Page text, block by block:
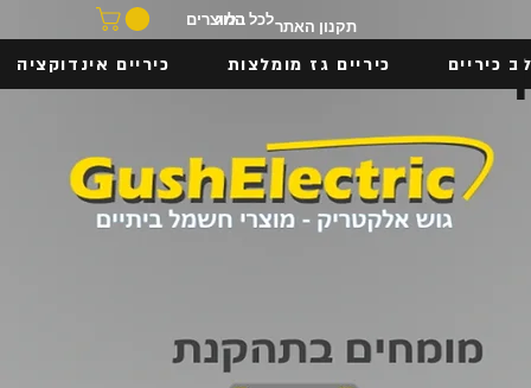
בלוג
לכל המוצרים
כיריים כיריים גז מומלצות כיריים אינדוקציה
תקנון האתר